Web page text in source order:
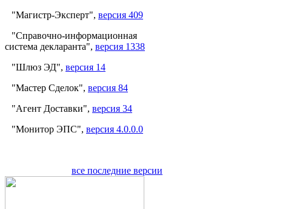
"Магистр-Эксперт", версия 409
"Справочно-информационная
система декларанта", версия 1338
"Шлюз ЭД", версия 14
"Мастер Сделок", версия 84
"Агент Доставки", версия 34
"Монитор ЭПС", версия 4.0.0.0
все последние версии